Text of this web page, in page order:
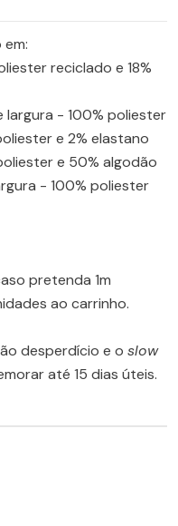
reciclado e 18%
largura - 100% poliester
e 2% elastano
e 50% algodão
- 100% poliester
pretenda 1m
ao carrinho.
desperdício e o slow
até 15 dias úteis.